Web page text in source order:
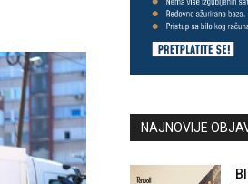
NAJNOVIJE